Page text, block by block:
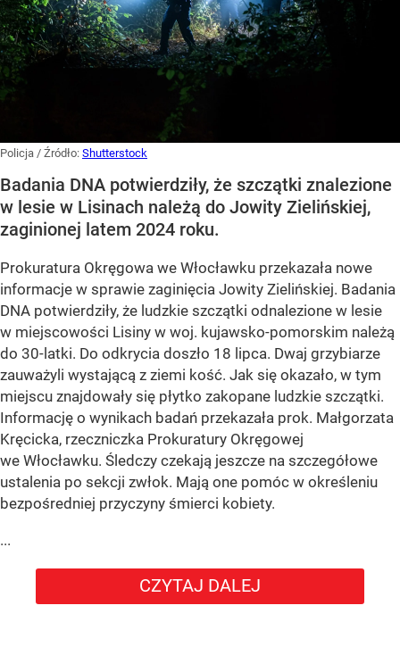
Policja / Źródło: Shutterstock
Badania DNA potwierdziły, że szczątki znalezione
w lesie w Lisinach należą do Jowity Zielińskiej,
zaginionej latem 2024 roku.
Prokuratura Okręgowa we Włocławku przekazała nowe
informacje w sprawie zaginięcia Jowity Zielińskiej. Badania
DNA potwierdziły, że ludzkie szczątki odnalezione w lesie
w miejscowości Lisiny w woj. kujawsko-pomorskim należą
do 30-latki. Do odkrycia doszło 18 lipca. Dwaj grzybiarze
zauważyli wystającą z ziemi kość. Jak się okazało, w tym
miejscu znajdowały się płytko zakopane ludzkie szczątki.
Informację o wynikach badań przekazała prok. Małgorzata
Kręcicka, rzeczniczka Prokuratury Okręgowej
we Włocławku. Śledczy czekają jeszcze na szczegółowe
ustalenia po sekcji zwłok. Mają one pomóc w określeniu
bezpośredniej przyczyny śmierci kobiety.
...
CZYTAJ DALEJ